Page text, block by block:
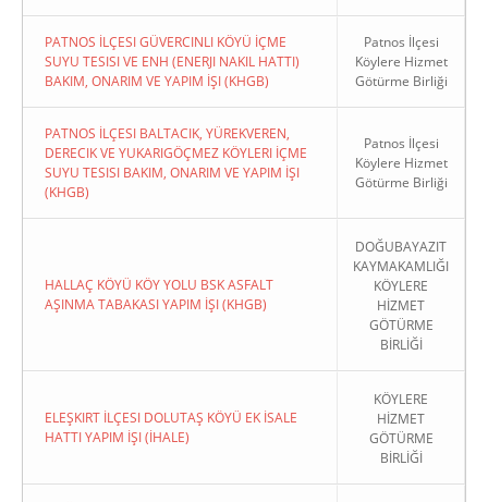
PATNOS İLÇESI GÜVERCINLI KÖYÜ İÇME
SUYU TESISI VE ENH (ENERJI NAKIL HATTI)
BAKIM, ONARIM VE YAPIM İŞI (KHGB)
Patnos İlçesi
Köylere Hizmet
Götürme Birliği
PATNOS İLÇESI BALTACIK, YÜREKVEREN,
DERECIK VE YUKARIGÖÇMEZ KÖYLERI İÇME
SUYU TESISI BAKIM, ONARIM VE YAPIM İŞI
(KHGB)
Patnos İlçesi
Köylere Hizmet
Götürme Birliği
HALLAÇ KÖYÜ KÖY YOLU BSK ASFALT
AŞINMA TABAKASI YAPIM İŞI (KHGB)
DOĞUBAYAZIT
KAYMAKAMLIĞI
KÖYLERE
HİZMET
GÖTÜRME
BİRLİĞİ
ELEŞKIRT İLÇESI DOLUTAŞ KÖYÜ EK İSALE
HATTI YAPIM İŞI (İHALE)
KÖYLERE
HİZMET
GÖTÜRME
BİRLİĞİ